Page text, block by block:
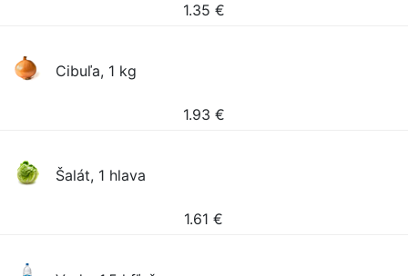
1.35 €
Cibuľa, 1 kg
1.93 €
Šalát, 1 hlava
1.61 €